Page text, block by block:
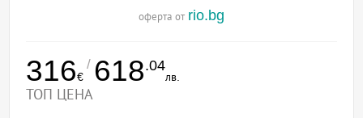
оферта от rio.bg
316€
/ 618.04
лв.
ТОП ЦЕНА